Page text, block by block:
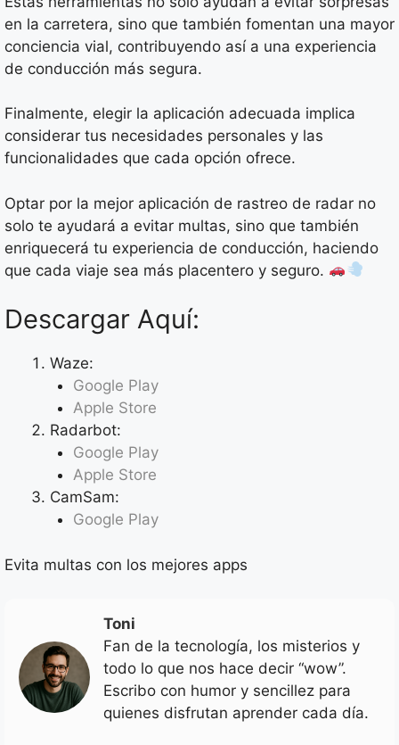
en la carretera, sino que también fomentan una mayor
conciencia vial, contribuyendo así a una experiencia
de conducción más segura.
Finalmente, elegir la aplicación adecuada implica
considerar tus necesidades personales y las
funcionalidades que cada opción ofrece.
Optar por la mejor aplicación de rastreo de radar no
solo te ayudará a evitar multas, sino que también
enriquecerá tu experiencia de conducción, haciendo
que cada viaje sea más placentero y seguro.
Descargar Aquí:
Waze:
Google Play
Apple Store
Radarbot:
Google Play
Apple Store
CamSam:
Google Play
Evita multas con los mejores apps
Toni
Fan de la tecnología, los misterios y
todo lo que nos hace decir “wow”.
Escribo con humor y sencillez para
quienes disfrutan aprender cada día.